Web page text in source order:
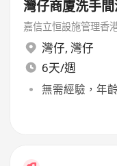
灣仔商廈洗手
嘉信立恒設施管理香
灣仔, 灣仔
6天/週
無需經驗，年